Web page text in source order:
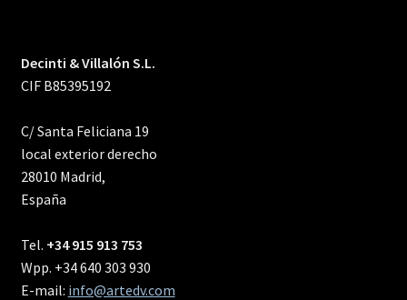
Decinti & Villalón S.L.
CIF B85395192
C/ Santa Feliciana 19
local exterior derecho
28010 Madrid,
España
Tel. +34 915 913 753
Wpp. +34 640 303 930
E-mail: info@artedv.com